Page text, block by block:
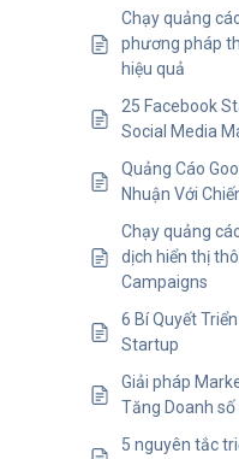
Chạy quảng
phương pháp
hiệu quả
25 Facebook
Social Media
Quảng Cáo
Nhuận Với
Chạy quảng
dịch hiển thị
Campaigns
6 Bí Quyết
Startup
Giải pháp
Tăng Doanh
5 nguyên tắc